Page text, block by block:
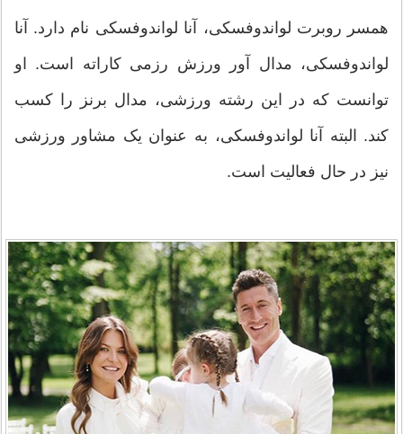
همسر روبرت لواندوفسکی، آنا لواندوفسکی نام دارد. آنا
لواندوفسکی، مدال آور ورزش رزمی کاراته است. او
توانست که در این رشته ورزشی، مدال برنز را کسب
کند. البته آنا لواندوفسکی، به عنوان یک مشاور ورزشی
نیز در حال فعالیت است.